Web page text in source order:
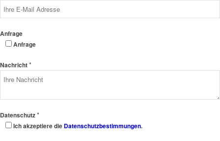
Anfrage
Anfrage
Nachricht*
Datenschutz*
Ich akzeptiere die Datenschutzbestimmungen.